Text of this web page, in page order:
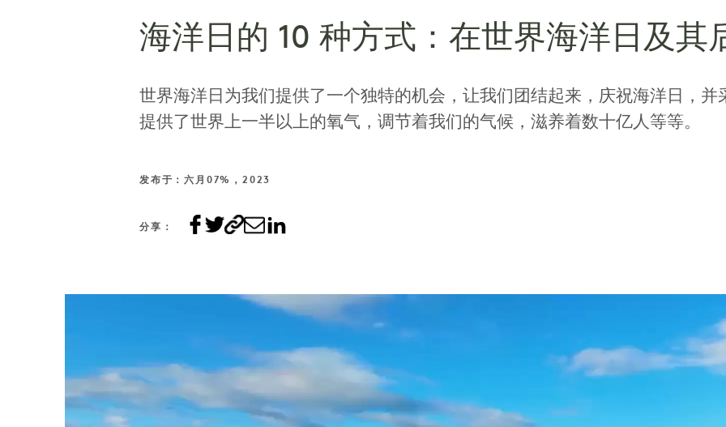
海洋日的 10 种方式：在世界海洋日及其
世界海洋日为我们提供了一个独特的机会，让我们团结起来，庆祝海洋日，
提供了世界上一半以上的氧气，调节着我们的气候，滋养着数十亿人等等。
发布于：六月07%，2023
分享：